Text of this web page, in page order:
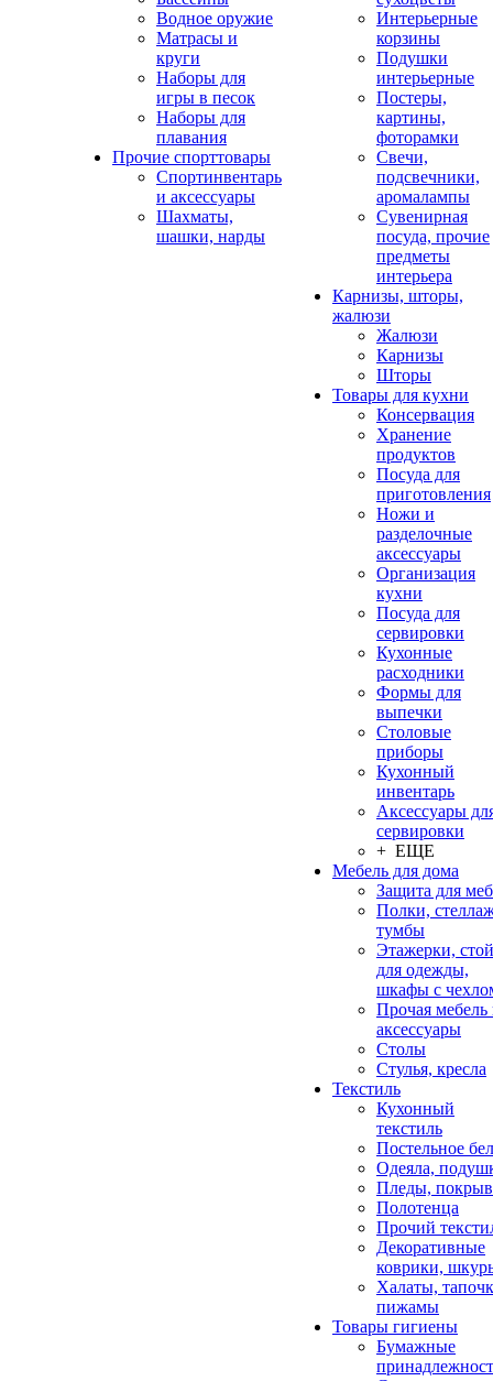
Водное оружие
Матрасы и
круги
Наборы для
игры в песок
Наборы для
плавания
Прочие спорттовары
Спортинвентарь
и аксессуары
Шахматы,
шашки, нарды
Интерьерные
корзины
Подушки
интерьерные
Постеры,
картины,
фоторамки
Свечи,
подсвечники,
аромалампы
Сувенирная
посуда, прочие
предметы
интерьера
Карнизы, шторы,
жалюзи
Жалюзи
Карнизы
Шторы
Товары для кухни
Консервация
Хранение
продуктов
Посуда для
приготовления
Ножи и
разделочные
аксессуары
Организация
кухни
Посуда для
сервировки
Кухонные
расходники
Формы для
выпечки
Столовые
приборы
Кухонный
инвентарь
Аксессуары
сервировки
+ ЕЩЕ
Мебель для дома
Защита для
Полки,
тумбы
Этажерки,
для одежды,
шкафы с
Прочая мебель
аксессуары
Столы
Стулья, кресла
Текстиль
Кухонный
текстиль
Постельное
Одеяла,
Пледы,
Полотенца
Прочий
Декоративные
коврики,
Халаты,
пижамы
Товары гигиены
Бумажные